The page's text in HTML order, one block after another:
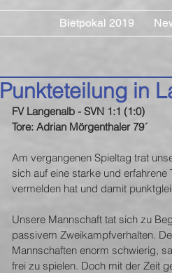
Bietpokal 2019
Punkteteilung in
FV Langenalb - SVN 1:1 (1:0)
Tore: Adrian Mörgenthaler 79´
Am vergangenen Spieltag trat
sich auf eine starke und
vermelden hat und damit
Unsere Mannschaft tat sich zu
passivem Zweikampfverhalten.
Mannschaften enorm schwierig,
frei zu spielen. Doch mit der Zeit